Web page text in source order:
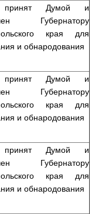
принят Думой и
Губернатору
края для
и обнародования
принят Думой и
Губернатору
края для
и обнародования
принят Думой и
Губернатору
края для
и обнародования